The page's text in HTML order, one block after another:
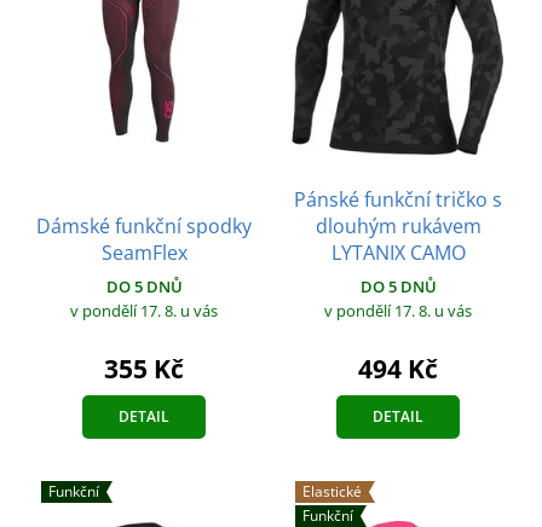
Dámské funkční spodky
SeamFlex
DO 5 DNŮ
v pondělí 17. 8. u vás
355 Kč
DETAIL
Pánské funkční tričko s
dlouhým rukávem
LYTANIX CAMO
DO 5 DNŮ
v pondělí 17. 8. u vás
494 Kč
DETAIL
Funkční
Elastické
Funkční